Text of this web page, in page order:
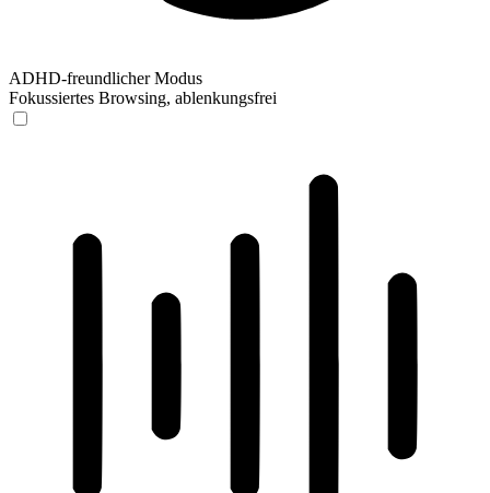
ADHD-freundlicher Modus
Fokussiertes Browsing, ablenkungsfrei